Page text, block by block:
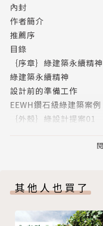
【設計中】用最少的設
策略」、找出「最佳策略
【設計後】確認整體效
成效驗證」、「綠建築標
看完這本書，你會發現
哲學」的專家，他們手
進建築技術、設計美感
是如何「少」設計，如
感」，不著痕跡，就像
＊ 想蛻變成「綠領建築
＊ 想自己蓋健康好房子
內封
作者簡介
推薦序
目錄
｛序章｝綠建築永續精神
綠建築永續精神
設計前的準備工作
EEWH鑽石級綠建築案例
｛外殼｝綠設計提案01
天然設計策略02
延伸閱讀
其他人也買了